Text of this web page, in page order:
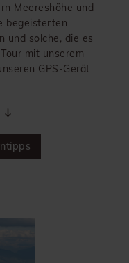
Meereshöhe und
begeisterten
und solche, die es
mit unserem
GPS-Gerät